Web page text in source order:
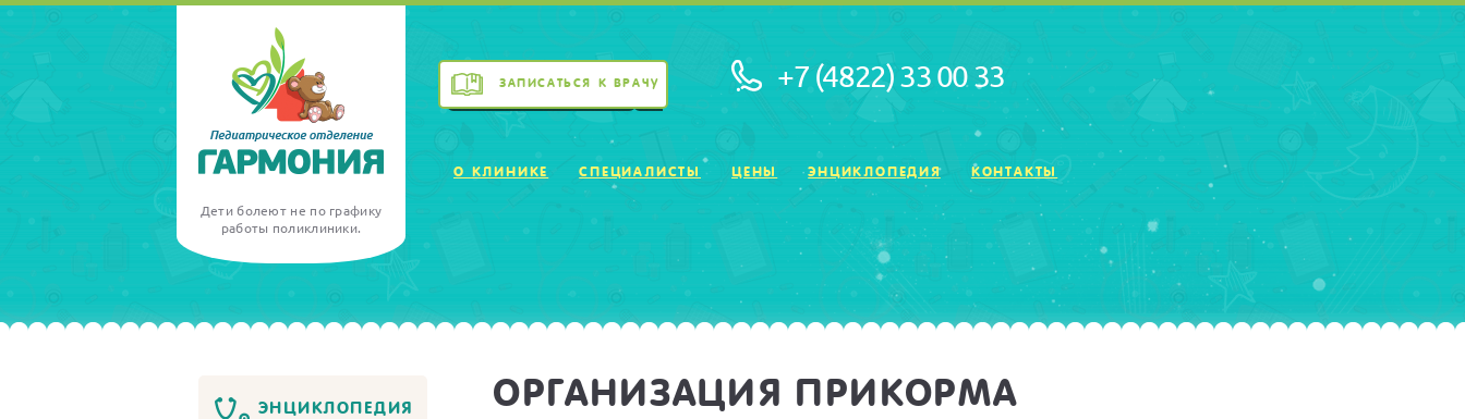
Дети болеют не по графику
работы поликлиники.
ЗАПИСАТЬСЯ К ВРАЧУ +7 (4822) 33 00 33
О КЛИНИКЕ СПЕЦИАЛИСТЫ ЦЕНЫ ЭНЦИКЛОПЕДИЯ КОНТАКТЫ
ЭНЦИКЛОПЕДИЯ
ОРГАНИЗАЦИЯ ПРИКОРМА